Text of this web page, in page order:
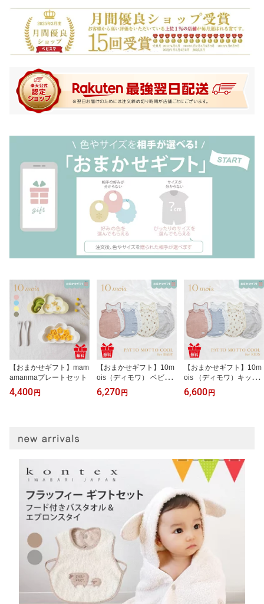
【おまかせギフト】mam
amanmaプレートセット
4,400 円
【おまかせギフト】10m
ois（ディモワ） ベビー
用 PATTO MOTTO COOL
ベビー スリーパー メッ
6,270 円
【おまかせギフト】10m
ois （ディモワ）キッズ
用 PATTO MOTTO COOL
キッズ スリーパー メッ
6,600 円